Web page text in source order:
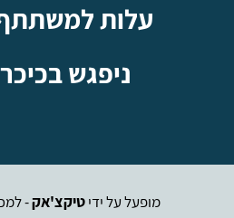
עלות למשתתף 10
ניפגש
מופעל על ידיטיקצ'אק-